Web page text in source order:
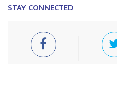
STAY CONNECTED